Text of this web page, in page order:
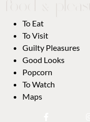
To Eat
To Visit
Guilty Pleasures
Good Looks
Popcorn
To Watch
Maps